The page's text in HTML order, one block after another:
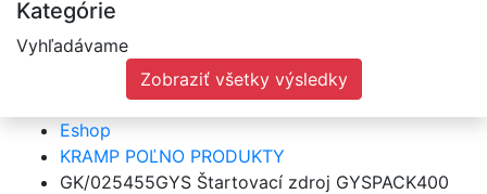
Kategórie
Vyhľadávame
Zobraziť všetky výsledky
Eshop
KRAMP POĽNO PRODUKTY
GK/025455GYS Štartovací zdroj GYSPACK400